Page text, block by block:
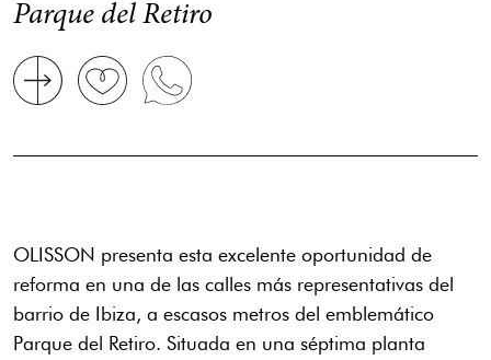
Parque del Retiro
OLISSON presenta esta excelente oportunidad de
reforma en una de las calles más representativas del
barrio de Ibiza, a escasos metros del emblemático
Parque del Retiro. Situada en una séptima planta